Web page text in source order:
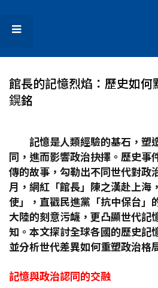
館長的記憶烈焰：歷史如
鎤銘
記憶是人類經驗的基石，塑
同，進而影響政治抉擇。歷史事
傳的故事，勾勒出不同世代對政
月，網紅「館長」陳之漢赴上海
使」，直戳民進黨「抗中保台」
大陸的刻意污衊，更凸顯世代記
知。本文探討全球各國的歷史記
並分析世代差異如何重塑政治格
記憶與政治認同的交融